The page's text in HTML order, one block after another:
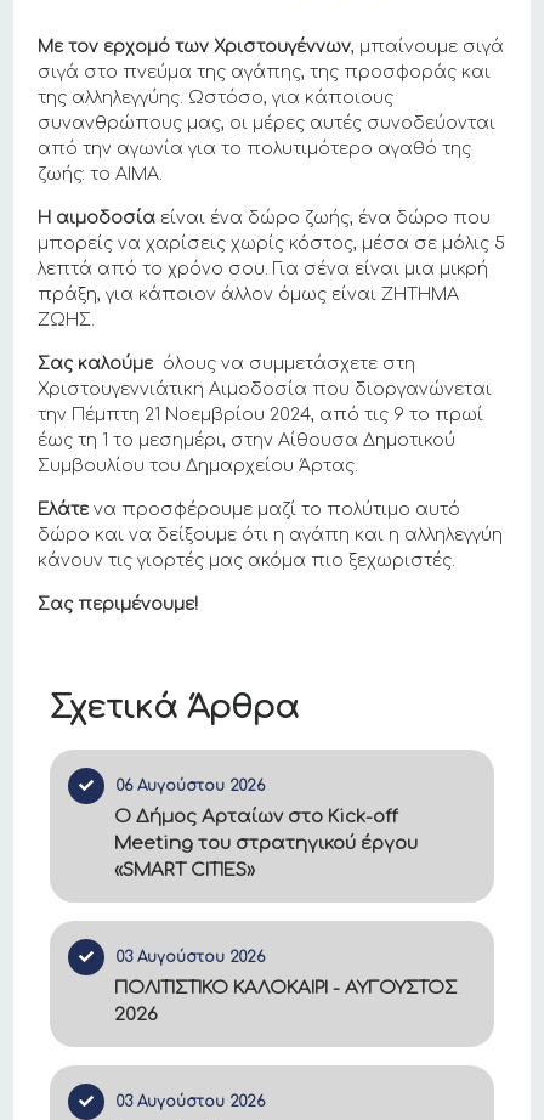
Σχετικά Άρθρα
06 Αυγούστου 2026
Ο Δήμος Αρταίων στο Kick-off
Meeting του στρατηγικού έργου
«SMART CITIES»
03 Αυγούστου 2026
ΠΟΛΙΤΙΣΤΙΚΟ ΚΑΛΟΚΑΙΡΙ - ΑΥΓΟΥΣΤΟΣ
2026
03 Αυγούστου 2026
Με τον ερχομό των Χριστουγέννων, μπαίνουμε σιγά
σιγά στο πνεύμα της αγάπης, της προσφοράς και
της αλληλεγγύης. Ωστόσο, για κάποιους
συνανθρώπους μας, οι μέρες αυτές συνοδεύονται
από την αγωνία για το πολυτιμότερο αγαθό της
ζωής: το ΑΙΜΑ.
Η αιμοδοσία είναι ένα δώρο ζωής, ένα δώρο που
μπορείς να χαρίσεις χωρίς κόστος, μέσα σε μόλις 5
λεπτά από το χρόνο σου. Για σένα είναι μια μικρή
πράξη, για κάποιον άλλον όμως είναι ΖΗΤΗΜΑ
ΖΩΗΣ.
Σας καλούμε όλους να συμμετάσχετε στη
Χριστουγεννιάτικη Αιμοδοσία που διοργανώνεται
την Πέμπτη 21 Νοεμβρίου 2024, από τις 9 το πρωί
έως τη 1 το μεσημέρι, στην Αίθουσα Δημοτικού
Συμβουλίου του Δημαρχείου Άρτας.
Ελάτε να προσφέρουμε μαζί το πολύτιμο αυτό
δώρο και να δείξουμε ότι η αγάπη και η αλληλεγγύη
κάνουν τις γιορτές μας ακόμα πιο ξεχωριστές.
Σας περιμένουμε!